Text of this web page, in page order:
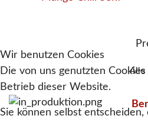
Alle
Wir benutzen Cookies
Die von uns genutzten
Betrieb dieser Website.
Sie können selbst entscheiden,